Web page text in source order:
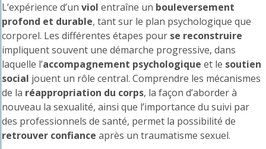
L’expérience d’un viol entraîne un bouleversement
profond et durable, tant sur le plan psychologique que
corporel. Les différentes étapes pour se reconstruire
impliquent souvent une démarche progressive, dans
laquelle l’accompagnement psychologique et le soutien
social jouent un rôle central. Comprendre les mécanismes
de la réappropriation du corps, la façon d’aborder à
nouveau la sexualité, ainsi que l’importance du suivi par
des professionnels de santé, permet la possibilité de
retrouver confiance après un traumatisme sexuel.